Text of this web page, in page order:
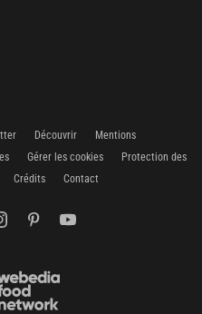
Découvrir
Mentions
Gérer les cookies
Protection des
Crédits Contact